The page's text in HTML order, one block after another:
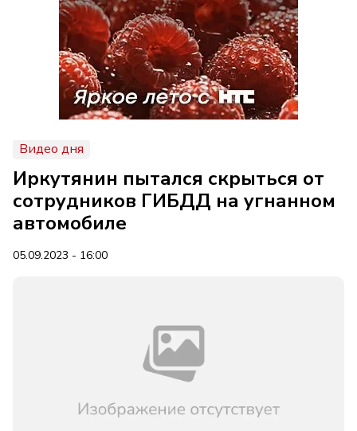
Видео дня
Иркутянин пытался скрыться от
сотрудников ГИБДД на угнанном
автомобиле
05.09.2023 - 16:00